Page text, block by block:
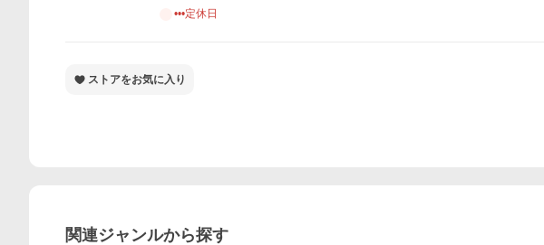
•••定休日
ストアをお気に入り
関連ジャンルから探す